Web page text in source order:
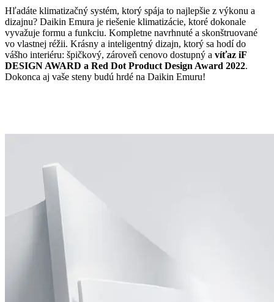
Hľadáte klimatizačný systém, ktorý spája to najlepšie z výkonu a
dizajnu? Daikin Emura je riešenie klimatizácie, ktoré dokonale
vyvažuje formu a funkciu. Kompletne navrhnuté a skonštruované
vo vlastnej réžii. Krásny a inteligentný dizajn, ktorý sa hodí do
vášho interiéru: špičkový, zároveň cenovo dostupný a víťaz iF
DESIGN AWARD a Red Dot Product Design Award 2022.
Dokonca aj vaše steny budú hrdé na Daikin Emuru!